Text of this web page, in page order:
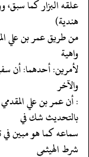
هندية)
‏‏‏‏من طريق عمر بن علي
واهية
‏‏‏‏لأمرين: أحدهما: أن
والآخر
‏‏‏‏: أن عمر بن علي
بالتحديث شك في
‏‏‏‏سماعه كما هو مبين
شرط الهيثمي